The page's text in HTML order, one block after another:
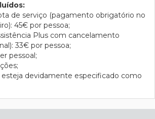
de serviço (pagamento obrigatório no
45€ por pessoa;
Plus com cancelamento
33€ por pessoa;
pessoal;
esteja devidamente especificado como